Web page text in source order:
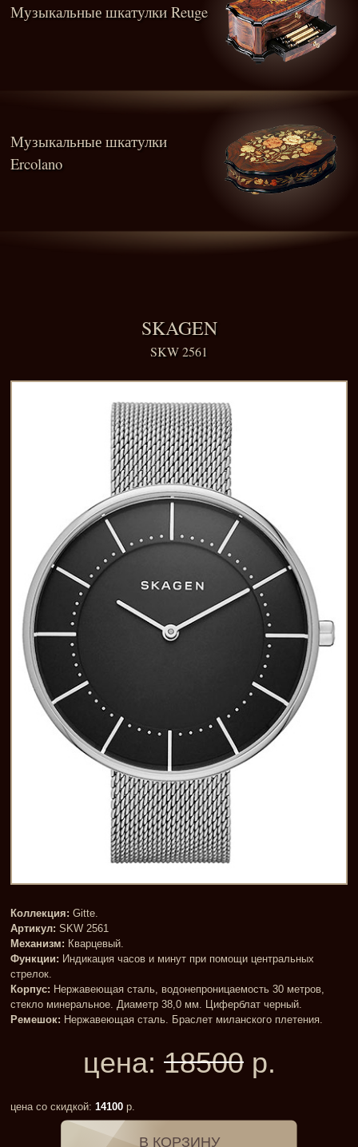
Музыкальные шкатулки Reuge
Музыкальные шкатулки
Ercolano
SKAGEN
SKW 2561
Коллекция: Gitte.
Артикул: SKW 2561
Механизм: Кварцевый.
Функции: Индикация часов и минут при помощи центральных
стрелок.
Корпус: Нержавеющая сталь, водонепроницаемость 30 метров,
стекло минеральное. Диаметр 38,0 мм. Циферблат черный.
Ремешок: Нержавеющая сталь. Браслет миланского плетения.
цена: 18500р.
цена со скидкой: 14100 р.